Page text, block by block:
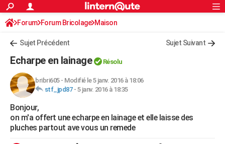
ACTUALITÉS
Politique
Société
Faits Divers
Education
Monde
Villes
+
FINANCE
Retraite
Impôts
Epargne
Immobilier
Risques naturels par ville
Banque
Assurance
Crédit
AUTO
Essais
Réserver un essai
Citadines
Berlines
SUV
Forum auto
+HIGH-TECH
Mobiles
Meilleur smartphone
Internet
Ordinateurs
Jeux vidéo
Guide high-tech
+
S'inscrire
Connexion
Forum Forum Bricolage Maison
Sujet Précédent Sujet Suivant
Echarpe en lainage Résolu
bribri605- Modifié le 5 janv. 2016 à 18:06
stf_jpd87- 5 janv. 2016 à 18:35
Bonjour,
on m'a offert une echarpe en lainage et elle laisse des
pluches partout ave vous un remede